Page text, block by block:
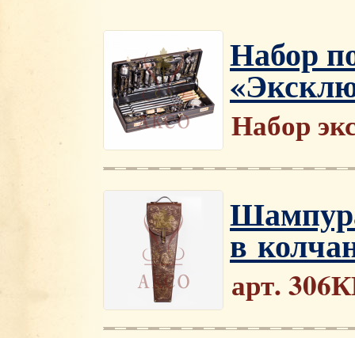
Набор
Набор
в
арт.